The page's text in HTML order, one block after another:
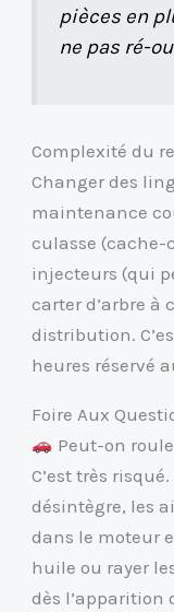
pièces en
ne pas ré-
Complexité du
Changer des
maintenance
culasse (cache-
injecteurs (qui
carter d’arbre à
distribution.
heures réservé
Foire Aux
Peut-on
C’est très
désintègre, les
dans le moteur
huile ou rayer
dès l’apparition